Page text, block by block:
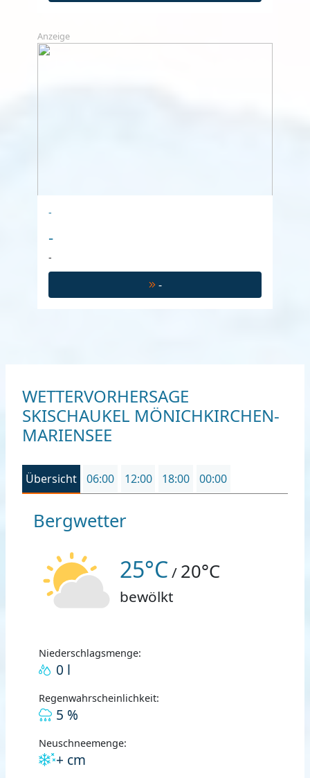
Anzeige
-
-
-
-
WETTERVORHERSAGE
SKISCHAUKEL MÖNICHKIRCHEN-
MARIENSEE
Übersicht 06:00 12:00 18:00 00:00
Bergwetter
25°C / 20°C
bewölkt
Niederschlagsmenge:
0 l
Regenwahrscheinlichkeit:
5 %
Neuschneemenge:
+ cm